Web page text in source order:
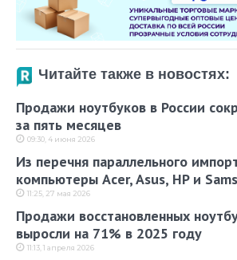
Читайте также в новостях:
Продажи ноутбуков в России
за пять месяцев
09:30, 4 июня 2026
Из перечня параллельного
компьютеры Acer, Asus, HP и
11:25, 27 мая 2026
Продажи восстановленных
выросли на 71% в 2025 году
11:13, 1 апреля 2026